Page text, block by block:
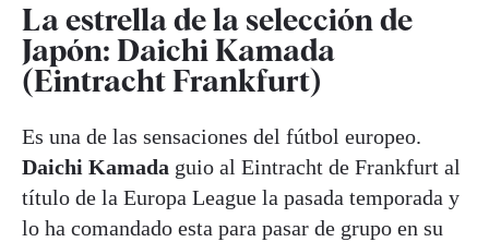
La estrella de la selección de
Japón: Daichi Kamada
(Eintracht Frankfurt)
Es una de las sensaciones del fútbol europeo.
Daichi Kamada guio al Eintracht de Frankfurt al
título de la Europa League la pasada temporada y
lo ha comandado esta para pasar de grupo en su